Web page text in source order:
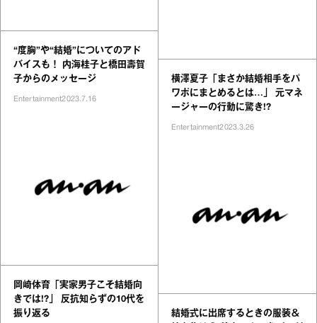
“度胸”や“結婚”についてのアド
バイスも！ 内海桂子と橋田壽賀
子からのメッセージ
Entertainment2023.7.16
岡崎体育「実家男子こそ結婚向
きでは!?」 反抗知らずの10代を
振り返る
横澤夏子「まさか結婚相手をパ
ワポにまとめるとは…」 元マネ
ージャーの行動に驚き!?
Entertainment2023.3.26
結婚式に出席するときの服装＆